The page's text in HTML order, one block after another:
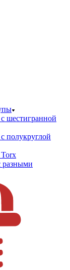
шестигранной
полукруглой